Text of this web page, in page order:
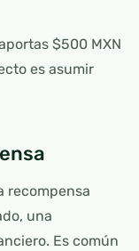
$500 MXN
es asumir
recompensa
una
Es común